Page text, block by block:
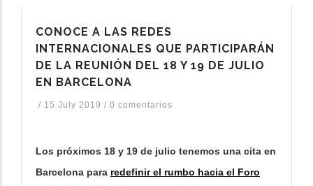
CONOCE A LAS REDES
INTERNACIONALES QUE PARTICIPARÁN
DE LA REUNIÓN DEL 18 Y 19 DE JULIO
EN BARCELONA
/ 15 July 2019 / 0 comentarios
Los próximos 18 y 19 de julio tenemos una cita en
Barcelona para redefinir el rumbo hacia el Foro